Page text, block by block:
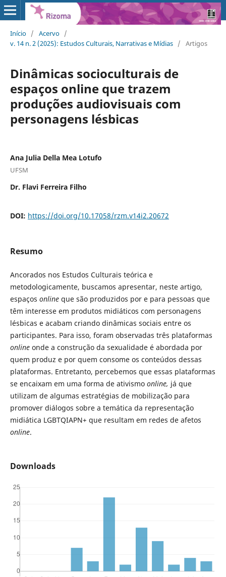
Início / Acervo /
v. 14 n. 2 (2025): Estudos Culturais, Narrativas e Mídias / Artigos
Dinâmicas socioculturais de
espaços online que trazem
produções audiovisuais com
personagens lésbicas
Ana Julia Della Mea Lotufo
UFSM
Dr. Flavi Ferreira Filho
DOI: https://doi.org/10.17058/rzm.v14i2.20672
Resumo
Ancorados nos Estudos Culturais teórica e
metodologicamente, buscamos apresentar, neste artigo,
espaços onlineque são produzidos por e para pessoas que
têm interesse em produtos midiáticos com personagens
lésbicas e acabam criando dinâmicas sociais entre os
participantes. Para isso, foram observadas três plataformas
onlineonde a construção da sexualidade é abordada por
quem produz e por quem consome os conteúdos dessas
plataformas. Entretanto, percebemos que essas plataformas
se encaixam em uma forma de ativismo online, já que
utilizam de algumas estratégias de mobilização para
promover diálogos sobre a temática da representação
midiática LGBTQIAPN+ que resultam em redes de afetos
online.
Downloads